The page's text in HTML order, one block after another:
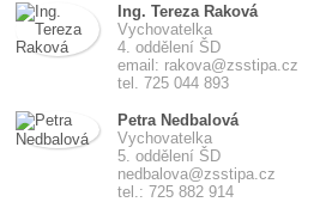
Ing. Tereza Raková
Vychovatelka
4. oddělení ŠD
email: rakova@zsstipa.cz
tel. 725 044 893
Petra Nedbalová
Vychovatelka
5. oddělení ŠD
nedbalova@zsstipa.cz
tel.: 725 882 914